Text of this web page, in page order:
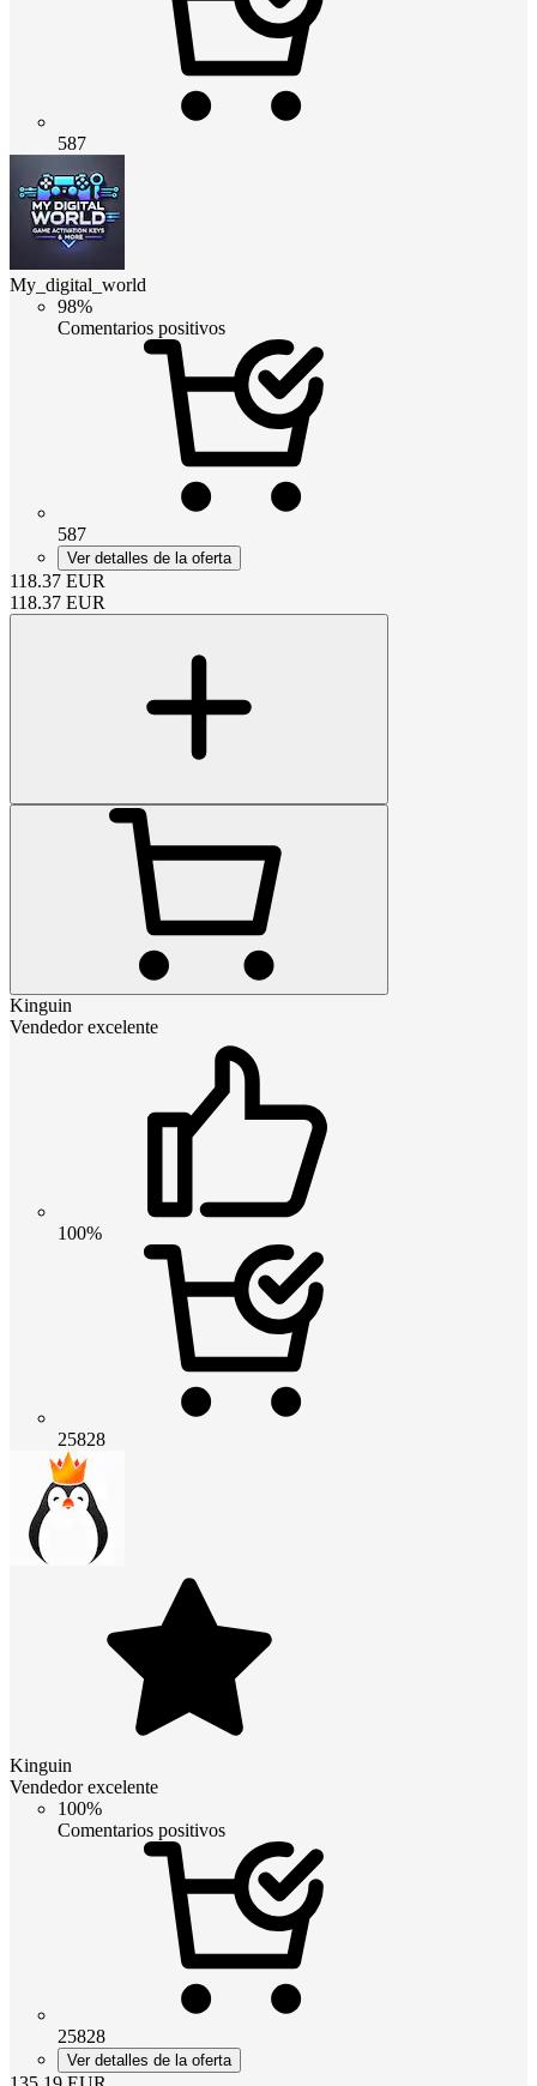
587
My_digital_world
98%
Comentarios positivos
587
Ver detalles de la oferta
118.37 EUR
118.37 EUR
Kinguin
Vendedor excelente
100%
25828
Kinguin
Vendedor excelente
100%
Comentarios positivos
25828
Ver detalles de la oferta